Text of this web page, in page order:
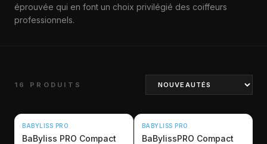
éprouvée qui en font un choix privilégié des coiffeurs
professionnels.
16 PRODUITS
NOUVEAU
-17%
BABYLISS PRO
BaByliss PRO Compact
NOUVEAU
-23%
BABYLISS PRO
BaBylissPRO Compact